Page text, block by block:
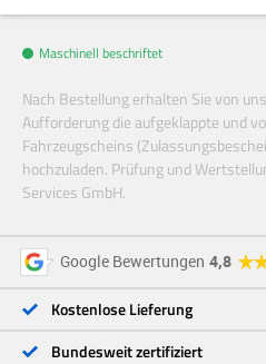
Maschinell beschriftet
Nach Bestellung erhalten Sie von
Aufforderung die aufgeklappte und
Fahrzeugscheins
hochzuladen. Prüfung und
Services GmbH.
Google Bewertungen 4,8
4 Sterne
3 Sterne
2 Sterne
1 Stern
Kostenlose Lieferung
Bundesweit zertifiziert